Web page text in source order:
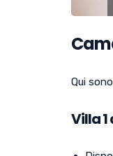
Qui
Villa1